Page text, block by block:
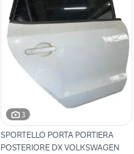
3
SPORTELLO PORTA PORTIERA
POSTERIORE DX VOLKSWAGEN